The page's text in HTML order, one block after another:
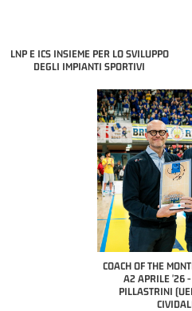
LNP E ICS INSIEME PER LO SVILUPPO
DEGLI IMPIANTI SPORTIVI
COACH OF THE
A2 APRILE '26 -
PILLASTRINI